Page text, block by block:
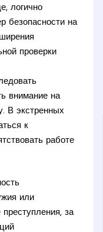
логично
безопасности на
проверки
внимание на
В экстренных
к
работе
или
за